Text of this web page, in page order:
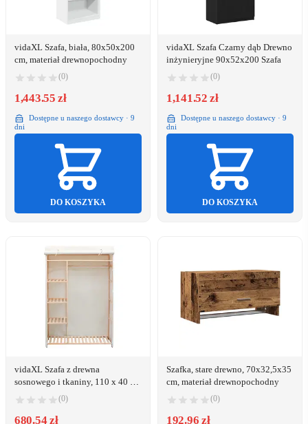
vidaXL Szafa, biała, 80x50x200
cm, materiał drewnopochodny
(0)
1,443.55 zł
Dostępne u naszego dostawcy · 9
dni
DO KOSZYKA
vidaXL Szafa Czarny dąb Drewno
inżynieryjne 90x52x200 Szafa
(0)
1,141.52 zł
Dostępne u naszego dostawcy · 9
dni
DO KOSZYKA
vidaXL Szafa z drewna
sosnowego i tkaniny, 110 x 40 x
(0)
680.54 zł
Szafka, stare drewno, 70x32,5x35
cm, materiał drewnopochodny
(0)
192.96 zł